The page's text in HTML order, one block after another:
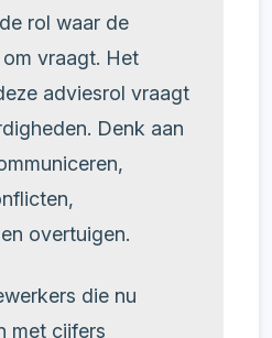
rol waar de
vraagt. Het
adviesrol vraagt
Denk aan
overtuigen.
die nu
met cijfers